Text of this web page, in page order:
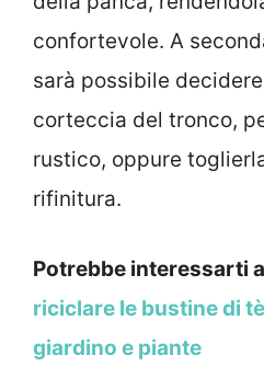
confortevole. A
sarà possibile
corteccia del tronco,
rustico, oppure
rifinitura.
Potrebbe interessarti
riciclare le bustine di
giardino e piante